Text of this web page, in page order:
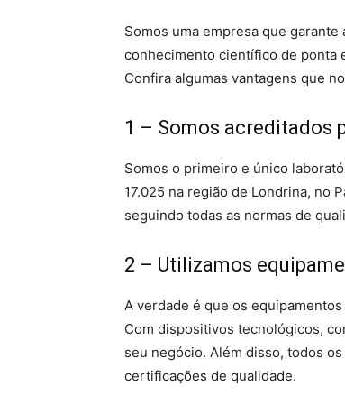
Somos uma empresa que
conhecimento científico de ponta
Confira algumas vantagens que
1 – Somos acreditados
Somos o primeiro e único
17.025 na região de Londrina, no
seguindo todas as normas de
2 – Utilizamos
A verdade é que os
Com dispositivos tecnológicos,
seu negócio. Além disso, todos
certificações de qualidade.